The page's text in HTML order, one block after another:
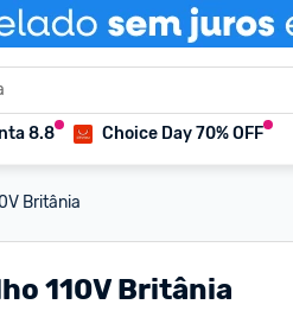
8.8 Choice Day 70% OFF
Britânia
110V Britânia